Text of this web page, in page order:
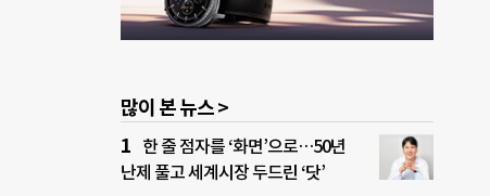
많이 본 뉴스 >
한 줄 점자를 ‘화면’으로…50년
난제 풀고 세계시장 두드린 ‘닷’